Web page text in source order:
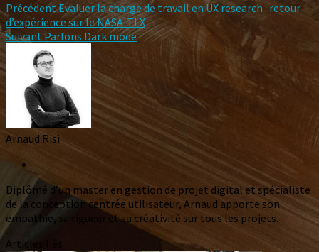
PrécédentEvaluer la charge de travail en UX research : retour
d’expérience sur le NASA-TLX
Suivant Parlons Dark mode
Arnaud Risi
Diplômé d’un master en gestion de projet digital et spécialiste
de la conception centrée utilisateur, Arnaud apporte son
empathie, sa rigueur et sa créativité sur tous les projets.
Articles liés